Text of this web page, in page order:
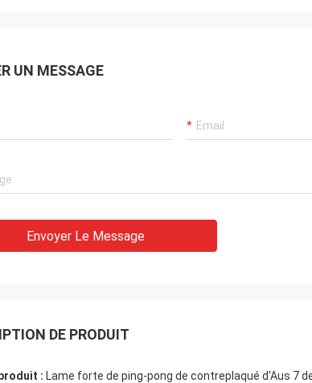
UN MESSAGE
Envoyer Le Message
DE PRODUIT
: Lame forte de ping-pong de contreplaqué d'Aus 7